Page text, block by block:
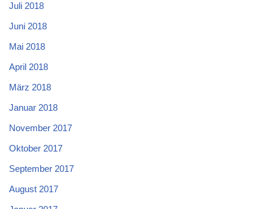
Juli 2018
Juni 2018
Mai 2018
April 2018
März 2018
Januar 2018
November 2017
Oktober 2017
September 2017
August 2017